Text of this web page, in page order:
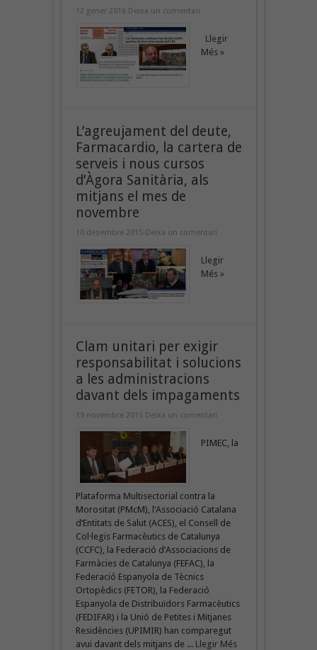
12 gener 2016 Deixa un comentari
Llegir
Més »
L’agreujament del deute,
Farmacardio, la cartera de
serveis i nous cursos
d’Àgora Sanitària, als
mitjans el mes de
novembre
10 desembre 2015 Deixa un comentari
Llegir
Més »
Clam unitari per exigir
responsabilitat i solucions
a les administracions
davant dels impagaments
19 novembre 2015 Deixa un comentari
PIMEC, la
Plataforma Multisectorial contra la
Morositat (PMcM), l’Associació Catalana
d’Entitats de Salut (ACES), el Consell de
Col·legis Farmacèutics de Catalunya
(CCFC), la Federació d’Associacions de
Farmàcies de Catalunya (FEFAC), la
Federació Espanyola de Tècnics
Ortopèdics (FETOR), la Federació
Espanyola de Distribuïdors Farmacèutics
(FEDIFAR) i la Unió de Petites i Mitjanes
Residències (UPIMIR) han comparegut
avui davant dels mitjans de ... Llegir Més